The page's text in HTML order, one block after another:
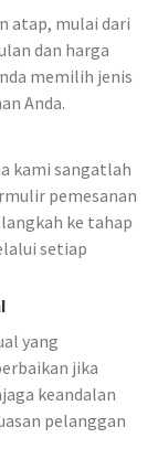
atap, mulai dari
dan harga
memilih jenis
Anda.
kami sangatlah
pemesanan
ke tahap
setiap
yang
jika
keandalan
pelanggan